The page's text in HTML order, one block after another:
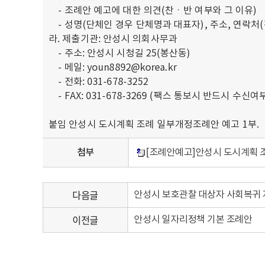
- 조례안 예고에 대한 의견(찬ㆍ반 여부와 그 이유)
- 성명(단체인 경우 단체명과 대표자), 주소, 연락처(
라. 제출기관: 안성시 의회사무과
- 주소: 안성시 시청길 25(봉산동)
- 메일: youn8892@korea.kr
- 전화: 031-678-3252
- FAX: 031-678-3269 (팩스 통보시 반드시 수신여
붙임 안성시 도시계획 조례 일부개정조례안 예고 1부.
첨부 [조례안예고]안성시 도시계획
다음글 안성시 보호관찰 대상자 사회복귀
이전글 안성시 일자리정책 기본 조례안